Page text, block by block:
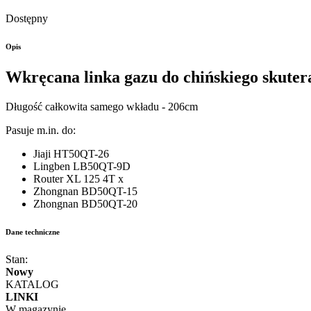
Dostępny
Opis
Wkręcana linka gazu do chińskiego
Długość całkowita samego wkładu - 206cm
Pasuje m.in. do:
Jiaji HT50QT-26
Lingben LB50QT-9D
Router XL 125 4T x
Zhongnan BD50QT-15
Zhongnan BD50QT-20
Dane techniczne
Stan:
Nowy
KATALOG
LINKI